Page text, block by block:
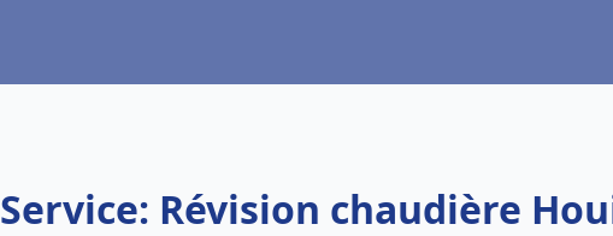
Service: Révision chaudière